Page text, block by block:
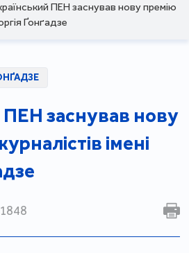
ПЕН заснував нову премію
Ґонґадзе
ПЕН заснував нову
імені
1848